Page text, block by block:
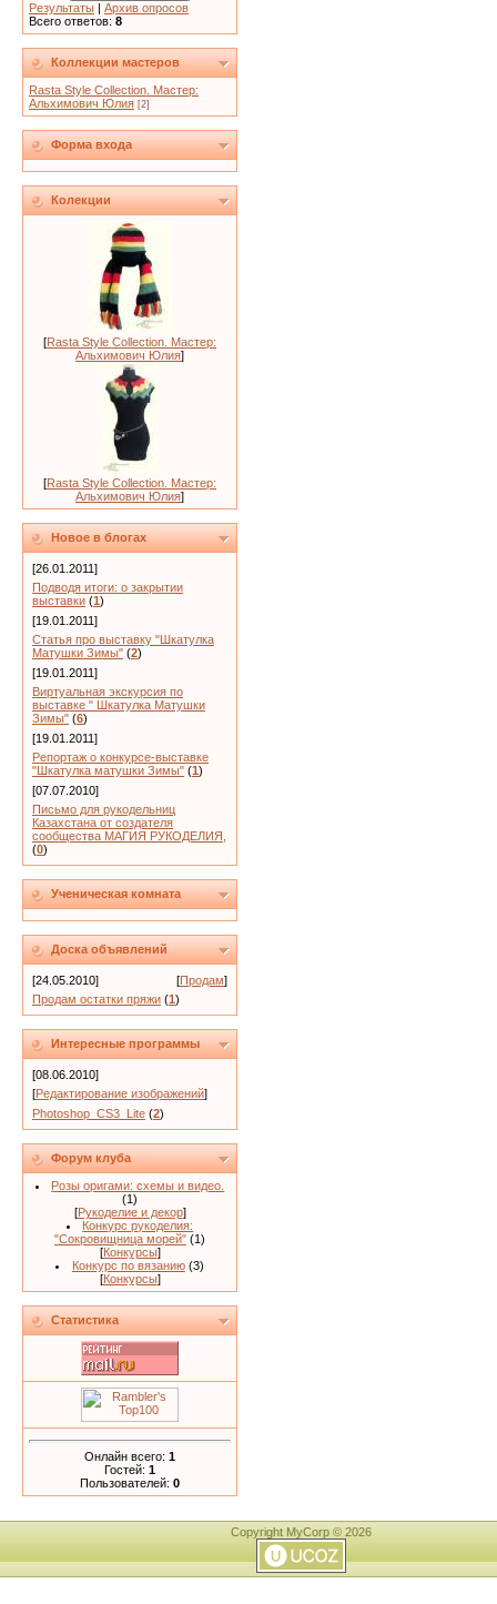
Результаты | Архив опросов
Всего ответов: 8
Коллекции мастеров
Rasta Style Collection. Мастер:
Альхимович Юлия [2]
Форма входа
Колекции
[Rasta Style Collection. Мастер:
Альхимович Юлия]
[Rasta Style Collection. Мастер:
Альхимович Юлия]
Новое в блогах
[26.01.2011]
Подводя итоги: о закрытии
выставки (1)
[19.01.2011]
Статья про выставку "Шкатулка
Матушки Зимы" (2)
[19.01.2011]
Виртуальная экскурсия по
выставке " Шкатулка Матушки
Зимы" (6)
[19.01.2011]
Репортаж о конкурсе-выставке
"Шкатулка матушки Зимы" (1)
[07.07.2010]
Письмо для рукодельниц
Казахстана от создателя
сообщества МАГИЯ РУКОДЕЛИЯ,
(0)
Ученическая комната
Доска объявлений
[24.05.2010] [Продам]
Продам остатки пряжи (1)
Интересные программы
[08.06.2010]
[Редактирование изображений]
Photoshop_CS3_Lite (2)
Форум клуба
Розы оригами: схемы и видео.
(1)
[Рукоделие и декор]
Конкурс рукоделия:
"Сокровищница морей" (1)
[Конкурсы]
Конкурс по вязанию (3)
[Конкурсы]
Статистика
Онлайн всего: 1
Гостей: 1
Пользователей: 0
Copyright MyCorp © 2026